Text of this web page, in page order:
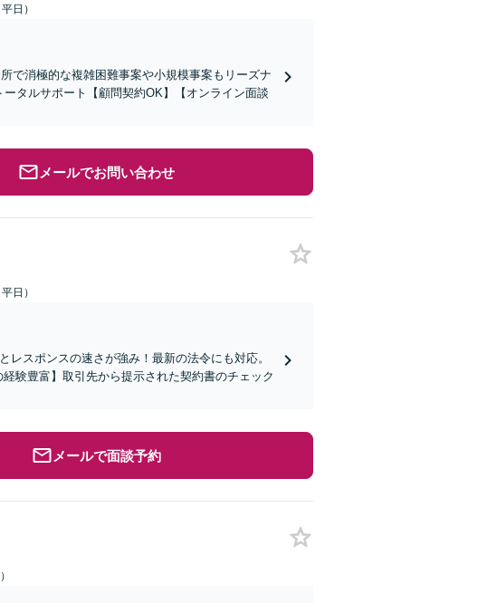
日）
で消極的な複雑困難事案や小規模事案もリーズナ
タルサポート【顧問契約OK】【オンライン面談
メールでお問い合わせ
日）
レスポンスの速さが強み！最新の法令にも対応。
験豊富】取引先から提示された契約書のチェック
メールで面談予約